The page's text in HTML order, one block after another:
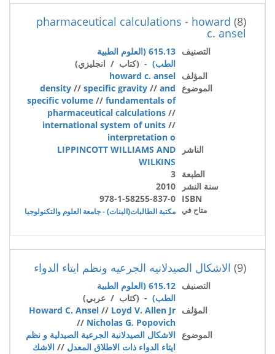
(8)
pharmaceutical calculations - howard
c. ansel
التصنيف
615.13 (العلوم الطبية
الطب) - (كتاب / انجليزي)
المؤلف howard c. ansel
الموضوع
density // specific gravity // and
specific volume // fundamentals of
pharmaceutical calculations //
international system of units //
interpretation o
الناشر
LIPPINCOTT WILLIAMS AND
WILKINS
الطبعة 3
سنة النشر
2010
ISBN
978-1-58255-837-0
متاح في مكتبة الطالبات(البنات) - جامعة العلوم والتكنولوجيا
(9) الاشكال الصيدلانيه الجرعيه ونظم ايتاء الدواء
التصنيف
615.12 (العلوم الطبية
الطب) - (كتاب / عربي)
المؤلف
Howard C. Ansel // Loyd V. Allen Jr
// Nicholas G. Popovich
الموضوع الاشكال الصيدلانية الجرعية الصيدلية و نظم
ايتاء الدواء ذات الاطلاق المعدل // الاشك